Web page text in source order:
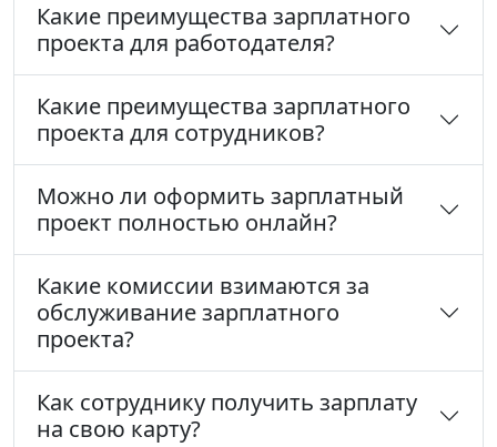
Какие преимущества зарплатного
проекта для работодателя?
Какие преимущества зарплатного
проекта для сотрудников?
Можно ли оформить зарплатный
проект полностью онлайн?
Какие комиссии взимаются за
обслуживание зарплатного
проекта?
Как сотруднику получить зарплату
на свою карту?